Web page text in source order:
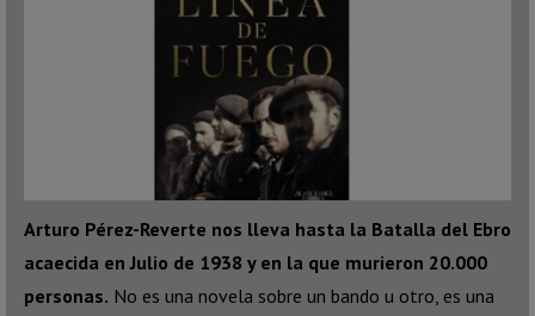
Arturo Pérez-Reverte nos lleva hasta la Batalla del Ebro
acaecida en Julio de 1938 y en la que murieron 20.000
personas. No es una novela sobre un bando u otro, es una